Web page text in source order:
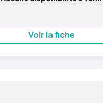
Voir la fiche